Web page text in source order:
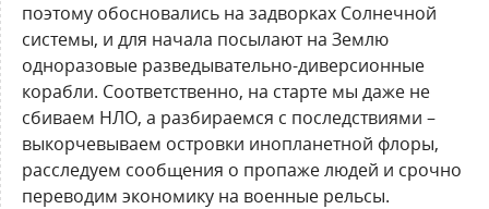
поэтому обосновались на задворках Солнечной
системы, и для начала посылают на Землю
одноразовые разведывательно-диверсионные
корабли. Соответственно, на старте мы даже не
сбиваем НЛО, а разбираемся с последствиями –
выкорчевываем островки инопланетной флоры,
расследуем сообщения о пропаже людей и срочно
переводим экономику на военные рельсы.